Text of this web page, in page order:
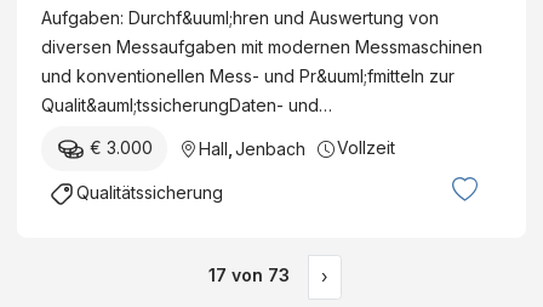
Aufgaben: Durchf&uuml;hren und Auswertung von
diversen Messaufgaben mit modernen Messmaschinen
und konventionellen Mess- und Pr&uuml;fmitteln zur
Qualit&auml;tssicherungDaten- und…
€ 3.000 Hall Jenbach Vollzeit
Qualitätssicherung
17 von 73 ›